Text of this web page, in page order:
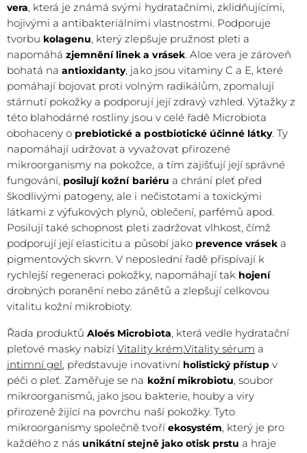
vera, která je známá svými hydratačními, zklidňujícími,
hojivými a antibakteriálními vlastnostmi. Podporuje
tvorbu kolagenu, který zlepšuje pružnost pleti a
napomáházjemnění linek a vrásek. Aloe vera je zároveň
bohatá naantioxidanty, jako jsou vitaminy C a E, které
pomáhají bojovat proti volným radikálům, zpomalují
stárnutí pokožky a podporují její zdravý vzhled. Výtažky z
této blahodárné rostliny jsou v celé řadě Microbiota
obohaceny o prebiotické a postbiotické účinné látky. Ty
napomáhají udržovat a vyvažovat přirozené
mikroorganismy na pokožce, a tím zajišťují její správné
fungování, posilují kožní bariéru a chrání pleť před
škodlivými patogeny, ale i nečistotami a toxickými
látkami z výfukových plynů, oblečení, parfémů apod.
Posilují také schopnost pleti zadržovat vlhkost, čímž
podporují její elasticitu a působí jako prevence vrásek a
pigmentových skvrn. V neposlední řadě přispívají k
rychlejší regeneraci pokožky, napomáhají tak hojení
drobných poranění nebo zánětů a zlepšují celkovou
vitalitu kožní mikrobioty.
Řada produktůAloés Microbiota, která vedle hydratační
pleťové masky nabízíVitality krém,Vitality sérum a
intimní gel, představuje inovativní holistický přístup v
péči o pleť. Zaměřuje se na kožní mikrobiotu, soubor
mikroorganismů, jako jsou bakterie, houby a viry
přirozeně žijící na povrchu naší pokožky. Tyto
mikroorganismy společně tvoří ekosystém, který je pro
každého z nás unikátní stejně jako otisk prstu a hraje